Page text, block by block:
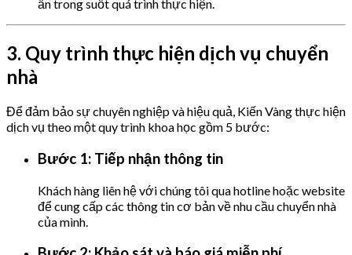
ẩn trong suốt quá trình thực hiện.
3. Quy trình thực hiện dịch vụ chuyển
nhà
Để đảm bảo sự chuyên nghiệp và hiệu quả, Kiến Vàng thực hiện
dịch vụ theo một quy trình khoa học gồm 5 bước:
Bước 1: Tiếp nhận thông tin
Khách hàng liên hệ với chúng tôi qua hotline hoặc website
để cung cấp các thông tin cơ bản về nhu cầu chuyển nhà
của mình.